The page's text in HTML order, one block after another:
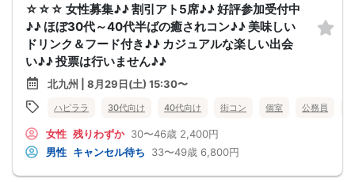
☆☆☆ 女性募集♪♪ 割引アト5席♪♪ 好評参加受付中
♪♪ ほぼ30代～40代半ばの癒されコン♪♪ 美味しい
ドリンク＆フード付き♪♪ カジュアルな楽しい出会
い♪♪ 投票は行いません♪♪
北九州 | 8月29日(土) 15:30〜
ハピララ 30代向け 40代向け 街コン 個室 公務員
女性 残りわずか 30〜46歳 2,400円
男性 キャンセル待ち 33〜49歳 6,800円